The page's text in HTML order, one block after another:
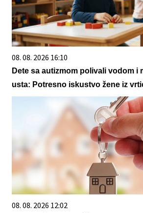
08. 08. 2026 16:10
Dete sa autizmom polivali vodom i
usta: Potresno iskustvo žene iz
08. 08. 2026 12:02